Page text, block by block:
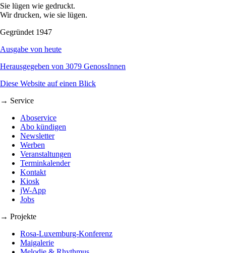
Sie lügen wie gedruckt.
Wir drucken, wie sie lügen.
Gegründet 1947
Ausgabe von heute
Herausgegeben von 3079 GenossInnen
Diese Website auf einen Blick
→ Service
Aboservice
Abo kündigen
Newsletter
Werben
Veranstaltungen
Terminkalender
Kontakt
Kiosk
jW-App
Jobs
→ Projekte
Rosa-Luxemburg-Konferenz
Maigalerie